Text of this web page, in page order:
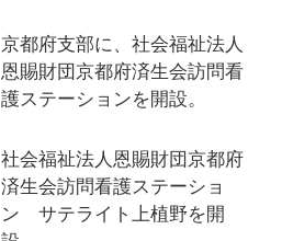
京都府支部に、社会福祉法人
恩賜財団京都府済生会訪問看
護ステーションを開設。
社会福祉法人恩賜財団京都府
済生会訪問看護ステーショ
ン サテライト上植野を開